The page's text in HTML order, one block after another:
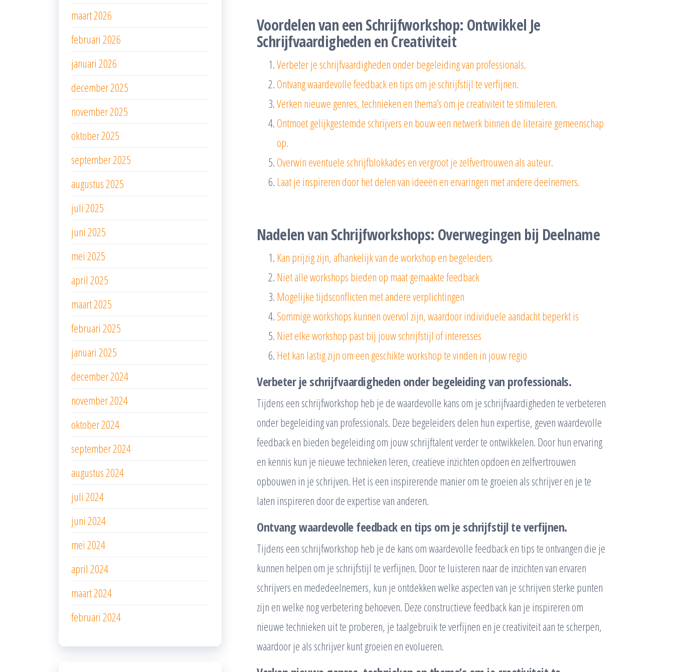
Voordelen van een Schrijfworkshop: Ontwikkel Je
Schrijfvaardigheden en Creativiteit
Verbeter je schrijfvaardigheden onder begeleiding van professionals.
Ontvang waardevolle feedback en tips om je schrijfstijl te verfijnen.
Verken nieuwe genres, technieken en thema’s om je creativiteit te stimuleren.
Ontmoet gelijkgestemde schrijvers en bouw een netwerk binnen de literaire gemeenschap
op.
Overwin eventuele schrijfblokkades en vergroot je zelfvertrouwen als auteur.
Laat je inspireren door het delen van ideeën en ervaringen met andere deelnemers.
Nadelen van Schrijfworkshops: Overwegingen bij Deelname
Kan prijzig zijn, afhankelijk van de workshop en begeleiders
Niet alle workshops bieden op maat gemaakte feedback
Mogelijke tijdsconflicten met andere verplichtingen
Sommige workshops kunnen overvol zijn, waardoor individuele aandacht beperkt is
Niet elke workshop past bij jouw schrijfstijl of interesses
Het kan lastig zijn om een geschikte workshop te vinden in jouw regio
Verbeter je schrijfvaardigheden onder begeleiding van professionals.
Tijdens een schrijfworkshop heb je de waardevolle kans om je schrijfvaardigheden te verbeteren
onder begeleiding van professionals. Deze begeleiders delen hun expertise, geven waardevolle
feedback en bieden begeleiding om jouw schrijftalent verder te ontwikkelen. Door hun ervaring
en kennis kun je nieuwe technieken leren, creatieve inzichten opdoen en zelfvertrouwen
opbouwen in je schrijven. Het is een inspirerende manier om te groeien als schrijver en je te
laten inspireren door de expertise van anderen.
Ontvang waardevolle feedback en tips om je schrijfstijl te verfijnen.
Tijdens een schrijfworkshop heb je de kans om waardevolle feedback en tips te ontvangen die je
kunnen helpen om je schrijfstijl te verfijnen. Door te luisteren naar de inzichten van ervaren
schrijvers en mededeelnemers, kun je ontdekken welke aspecten van je schrijven sterke punten
zijn en welke nog verbetering behoeven. Deze constructieve feedback kan je inspireren om
nieuwe technieken uit te proberen, je taalgebruik te verfijnen en je creativiteit aan te scherpen,
waardoor je als schrijver kunt groeien en evolueren.
maart 2026
februari 2026
januari 2026
december 2025
november 2025
oktober 2025
september 2025
augustus 2025
juli 2025
juni 2025
mei 2025
april 2025
maart 2025
februari 2025
januari 2025
december 2024
november 2024
oktober 2024
september 2024
augustus 2024
juli 2024
juni 2024
mei 2024
april 2024
maart 2024
februari 2024